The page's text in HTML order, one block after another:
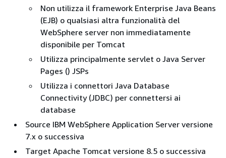
Non utilizza il framework Enterprise Java Beans
(EJB) o qualsiasi altra funzionalità del
WebSphere server non immediatamente
disponibile per Tomcat
Utilizza principalmente servlet o Java Server
Pages () JSPs
Utilizza i connettori Java Database
Connectivity (JDBC) per connettersi ai
database
Source IBM WebSphere Application Server versione
7.x o successiva
Target Apache Tomcat versione 8.5 o successiva